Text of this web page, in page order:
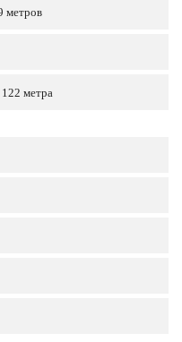
метров
122 метра